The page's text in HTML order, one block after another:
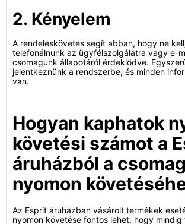
2. Kényelem
A rendeléskövetés segít abban, hogy ne
telefonálnunk az ügyfélszolgálatra vagy e-
csomagunk állapotáról érdeklődve.
jelentkeznünk a rendszerbe, és minden
van.
Hogyan kaphatok
követési számot a
áruházból a
nyomon
Az Esprit áruházban vásárolt termékek
nyomon követése fontos lehet, hogy